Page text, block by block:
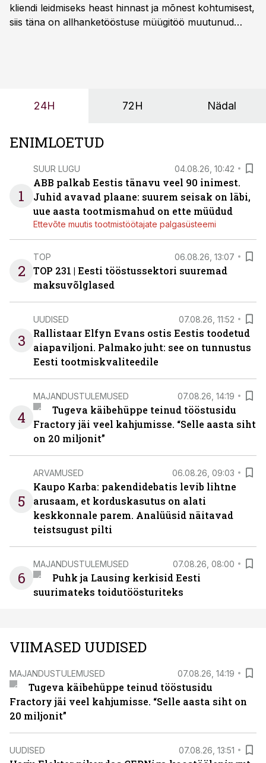
kliendi leidmiseks heast hinnast ja mõnest kohtumisest,
siis täna on allhanketööstuse müügitöö muutunud
24H 72H Nädal
ENIMLOETUD
1
SUUR LUGU 04.08.26, 10:42
ABB palkab Eestis tänavu veel 90 inimest.
Juhid avavad plaane: suurem seisak on läbi,
uue aasta tootmismahud on ette müüdud
Ettevõte muutis tootmistöötajate palgasüsteemi
2
TOP 06.08.26, 13:07
TOP 231 | Eesti tööstussektori suuremad
maksuvõlglased
3
UUDISED 07.08.26, 11:52
Rallistaar Elfyn Evans ostis Eestis toodetud
aiapaviljoni. Palmako juht: see on tunnustus
Eesti tootmiskvaliteedile
4
MAJANDUSTULEMUSED 07.08.26, 14:19
Tugeva käibehüppe teinud tööstusidu
Fractory jäi veel kahjumisse. “Selle aasta siht
on 20 miljonit”
5
ARVAMUSED 06.08.26, 09:03
Kaupo Karba: pakendidebatis levib lihtne
arusaam, et korduskasutus on alati
keskkonnale parem. Analüüsid näitavad
teistsugust pilti
6
MAJANDUSTULEMUSED 07.08.26, 08:00
Puhk ja Lausing kerkisid Eesti
suurimateks toidutöösturiteks
VIIMASED UUDISED
MAJANDUSTULEMUSED 07.08.26, 14:19
Tugeva käibehüppe teinud tööstusidu
Fractory jäi veel kahjumisse. “Selle aasta siht on
20 miljonit”
UUDISED 07.08.26, 13:51